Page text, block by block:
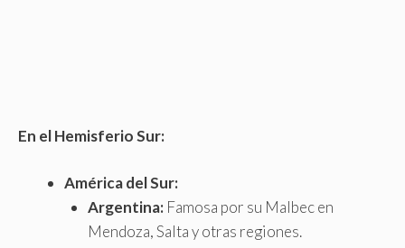
En el Hemisferio Sur:
América del Sur:
Argentina:Famosa por su Malbec en
Mendoza, Salta y otras regiones.